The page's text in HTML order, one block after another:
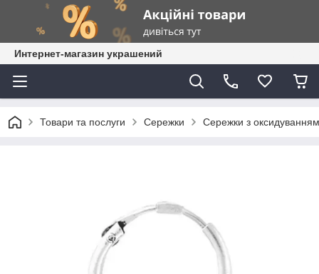
Интернет-магазин украшений
Товари та послуги Сережки Сережки з оксидуванням